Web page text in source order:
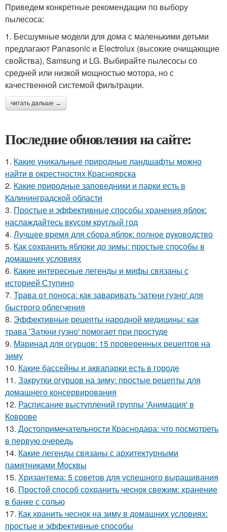
Приведем конкретные рекомендации по выбору
пылесоса:
1. Бесшумные модели для дома с маленькими детьми
предлагают Panasonic и Electrolux (высокие очищающие
свойства), Samsung и LG. Выбирайте пылесосы со
средней или низкой мощностью мотора, но с
качественной системой фильтрации.
читать дальше →
Последние обновления на сайте:
1. Какие уникальные природные ландшафты можно
найти в окрестностях Красноярска
2. Какие природные заповедники и парки есть в
Калининградской области
3. Простые и эффективные способы хранения яблок:
наслаждайтесь вкусом круглый год
4. Лучшее время для сбора яблок: полное руководство
5. Как сохранить яблоки до зимы: простые способы в
домашних условиях
6. Какие интересные легенды и мифы связаны с
историей Ступино
7. Трава от поноса: как заваривать 'заткни гузно' для
быстрого облегчения
8. Эффективные рецепты народной медицины: как
трава 'Заткни гузно' помогает при простуде
9. Маринад для огурцов: 15 проверенных рецептов на
зиму
10. Какие бассейны и аквапарки есть в городе
11. Закрутки огурцов на зиму: простые рецепты для
домашнего консервирования
12. Расписание выступлений группы 'Анимация' в
Коврове
13. Достопримечательности Краснодара: что посмотреть
в первую очередь
14. Какие легенды связаны с архитектурными
памятниками Москвы
15. Хризантема: 5 советов для успешного выращивания
16. Простой способ сохранить чеснок свежим: хранение
в банке с солью
17. Как хранить чеснок на зиму в домашних условиях:
простые и эффективные способы